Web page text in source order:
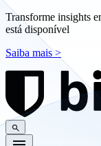
Transforme insights
está disponível
Saiba mais >